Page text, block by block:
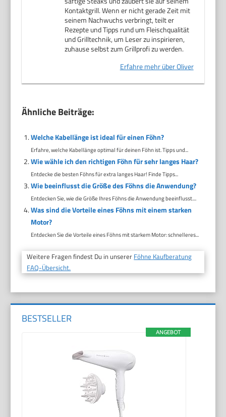
Kontaktgrill. Wenn er nicht gerade Zeit mit
seinem Nachwuchs verbringt, teilt er
Rezepte und Tipps rund um Fleischqualität
und Grilltechnik, um Leser zu inspirieren,
zuhause selbst zum Grillprofi zu werden.
Erfahre mehr über Oliver
Ähnliche Beiträge:
Welche Kabellänge ist ideal für einen Föhn?
Erfahre, welche Kabellänge optimal für deinen Föhn ist. Tipps und...
Wie wähle ich den richtigen Föhn für sehr langes Haar?
Entdecke die besten Föhns für extra langes Haar! Finde Tipps...
Wie beeinflusst die Größe des Föhns die Anwendung?
Entdecken Sie, wie die Größe Ihres Föhns die Anwendung beeinflusst....
Was sind die Vorteile eines Föhns mit einem starken
Motor?
Entdecken Sie die Vorteile eines Föhns mit starkem Motor: schnelleres...
Weitere Fragen findest Du in unserer Föhne Kaufberatung
FAQ-Übersicht.
BESTSELLER
ANGEBOT